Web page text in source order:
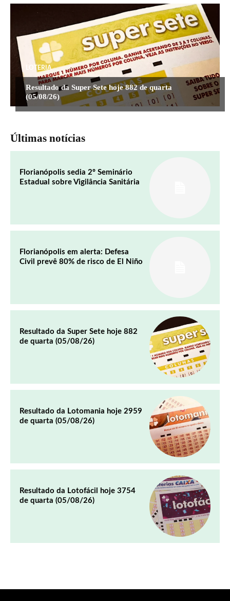
LOTERIA
Resultado da Super Sete hoje 882 de quarta
(05/08/26)
Últimas notícias
Florianópolis sedia 2º Seminário
Estadual sobre Vigilância Sanitária
Florianópolis em alerta: Defesa
Civil prevê 80% de risco de El Niño
Resultado da Super Sete hoje 882
de quarta (05/08/26)
Resultado da Lotomania hoje 2959
de quarta (05/08/26)
Resultado da Lotofácil hoje 3754
de quarta (05/08/26)